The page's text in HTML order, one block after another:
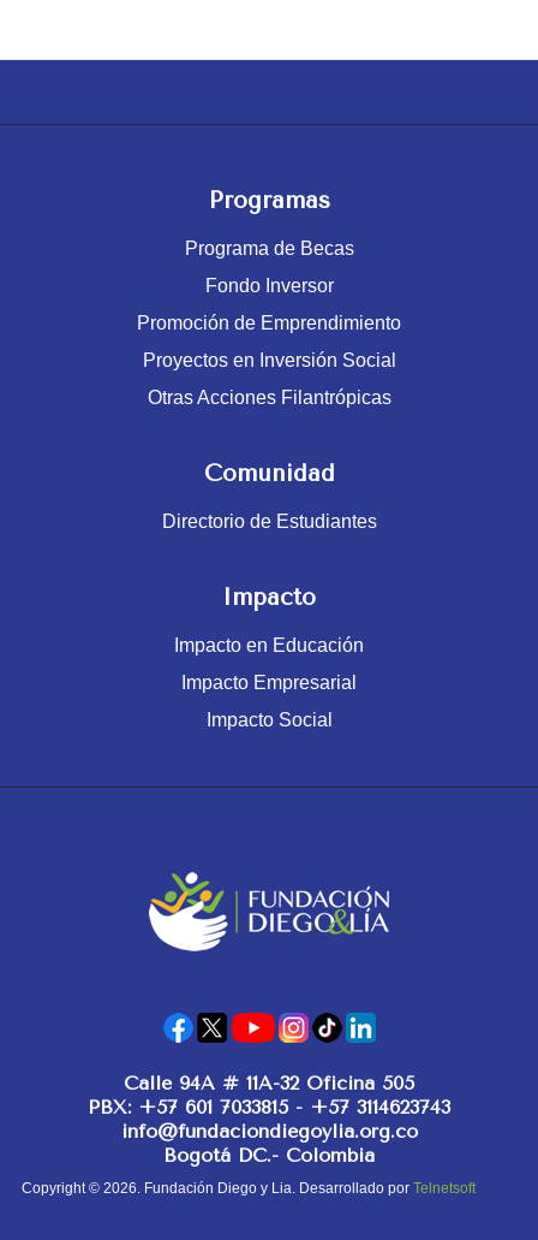
Programas
Programa de Becas
Fondo Inversor
Promoción de Emprendimiento
Proyectos en Inversión Social
Otras Acciones Filantrópicas
Comunidad
Directorio de Estudiantes
Impacto
Impacto en Educación
Impacto Empresarial
Impacto Social
Calle 94A # 11A-32 Oficina 505
PBX: +57 601 7033815 - +57 3114623743
info@fundaciondiegoylia.org.co
Bogotá DC.- Colombia
Copyright © 2026. Fundación Diego y Lia. Desarrollado por Telnetsoft